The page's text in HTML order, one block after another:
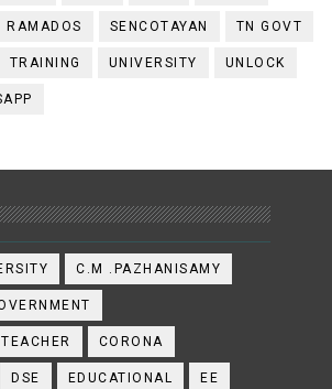
RAMADOS SENCOTAYAN TN GOVT
TRAINING UNIVERSITY UNLOCK
C.M .PAZHANISAMY
CORONA
DSE EDUCATIONAL EE